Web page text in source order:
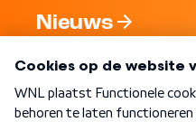
Nieuws
Nieuwsbrief